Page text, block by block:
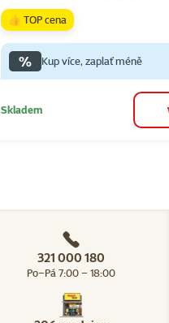
👍 TOP cena
% Kup více, zaplať méně
Skladem
321 000 180
Po–Pá 7:00 – 18:00